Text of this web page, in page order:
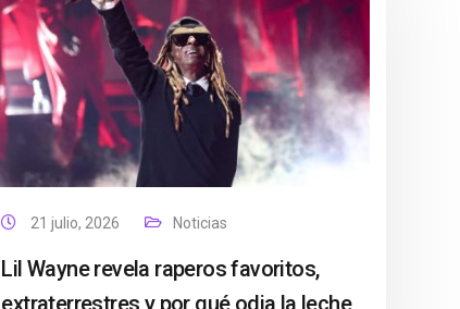
21 julio, 2026 Noticias
Lil Wayne revela raperos favoritos,
extraterrestres y por qué odia la leche